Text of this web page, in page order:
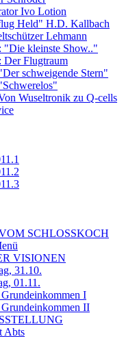
Ivo Lotion
Held" H.D. Kallbach
Lehmann
"Die kleinste Show.."
Der Flugtraum
schweigende Stern"
Wuseltronik zu Q-cells
SCHLOSSKOCH
VISIONEN
31.10.
01.11.
I
II
Abts